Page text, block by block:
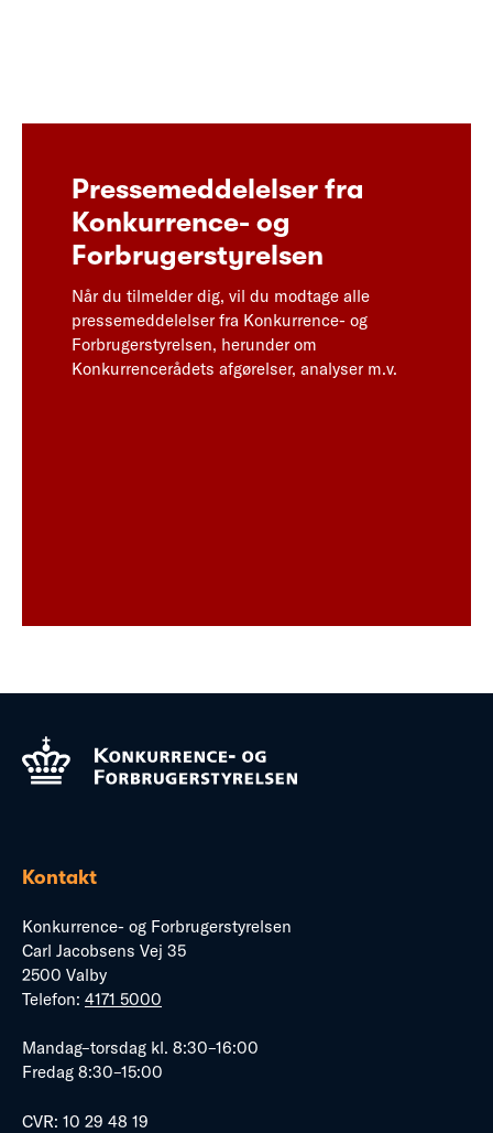
Pressemeddelelser fra
Konkurrence- og
Forbrugerstyrelsen
Når du tilmelder dig, vil du modtage alle
pressemeddelelser fra Konkurrence- og
Forbrugerstyrelsen, herunder om
Konkurrencerådets afgørelser, analyser m.v.
Kontakt
Konkurrence- og Forbrugerstyrelsen
Carl Jacobsens Vej 35
2500 Valby
Telefon: 4171 5000
Mandag–torsdag kl. 8:30–16:00
Fredag 8:30–15:00
CVR: 10 29 48 19